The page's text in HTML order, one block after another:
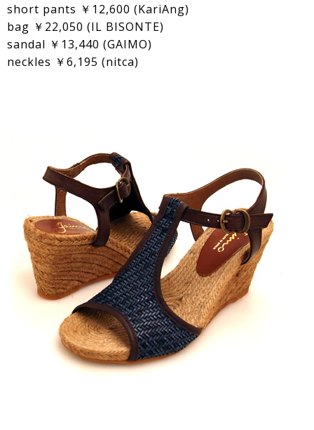
short pants ￥12,600 (KariAng)
bag ￥22,050 (IL BISONTE)
sandal ￥13,440 (GAIMO)
neckles ￥6,195 (nitca)